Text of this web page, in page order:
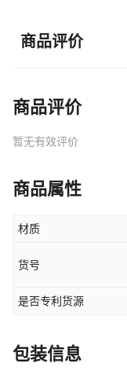
商品评价
商品评价
暂无有效评价
商品属性
材质
货号
是否专利货源
包装信息